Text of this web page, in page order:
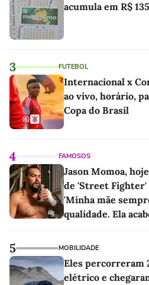
acumula em R$
3 FUTEBOL
Internacional x
ao vivo, horário,
Copa do Brasil
4 FAMOSOS
Jason Momoa,
de 'Street Fighter'
'Minha mãe
qualidade. Ela
5 MOBILIDADE
Eles percorreram
elétrico e